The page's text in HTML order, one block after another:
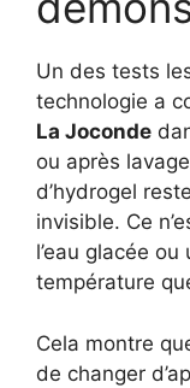
Un des tests
technologie a
La Joconde
ou après
d’hydrogel
invisible. Ce
l’eau glacée
température
Cela montre
de changer